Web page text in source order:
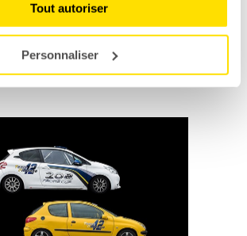
Tout autoriser
Personnaliser
Rallye Racing
A partir de150,00
€
PLUS D'INFOS